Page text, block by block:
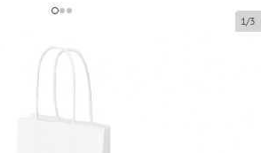
1/3
maišeliai su